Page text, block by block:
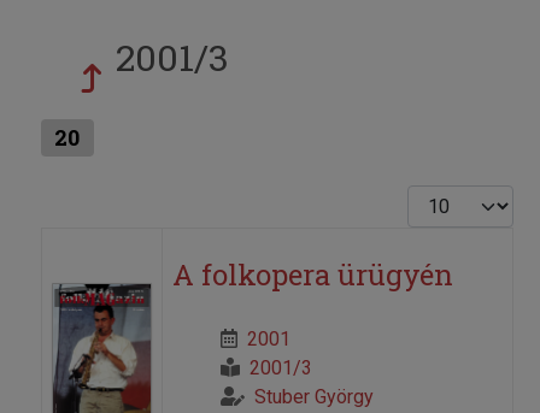
2001/3
20
Tételek #
A folkopera ürügyén
2001
2001/3
Stuber György